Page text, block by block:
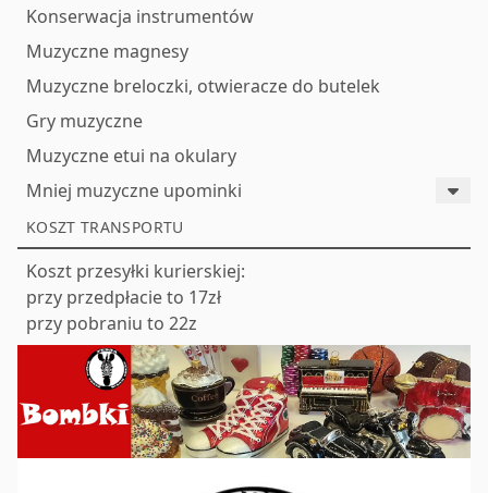
Konserwacja instrumentów
Muzyczne magnesy
Muzyczne breloczki, otwieracze do butelek
Gry muzyczne
Muzyczne etui na okulary
Mniej muzyczne upominki
KOSZT TRANSPORTU
Koszt przesyłki kurierskiej:
przy przedpłacie to 17zł
przy pobraniu to 22z